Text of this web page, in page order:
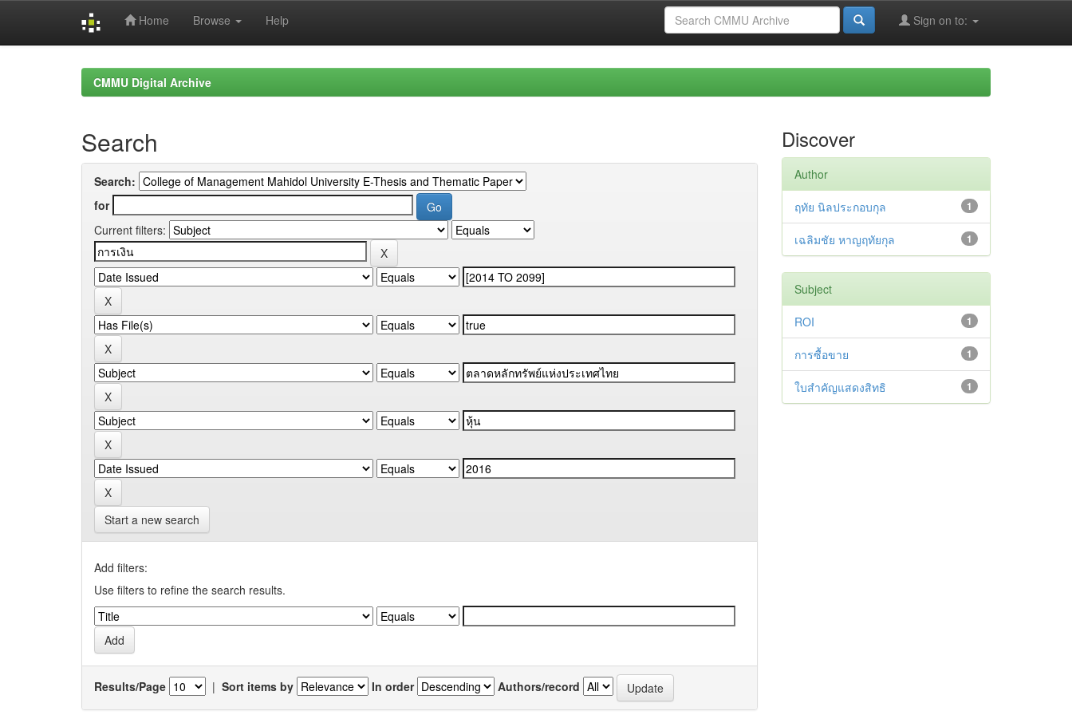
Home Browse Help Sign on to:
CMMU Digital Archive
Search
Search:
for
Current filters:
Start a new search
Add filters:
Use filters to refine the search results.
Results/Page | Sort items by In order Authors/record
Discover
Author
1
ฤทัย นิลประกอบกุล
1
เฉลิมชัย หาญฤทัยกุล
Subject
1
ROI
1
การซื้อขาย
1
ใบสำคัญแสดงสิทธิ